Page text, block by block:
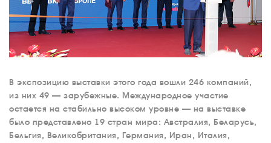
В экспозицию выставки этого года вошли 246 компаний,
из них 49 — зарубежные. Международное участие
остается на стабильно высоком уровне — на выставке
было представлено 19 стран мира: Австралия, Беларусь,
Бельгия, Великобритания, Германия, Иран, Италия,